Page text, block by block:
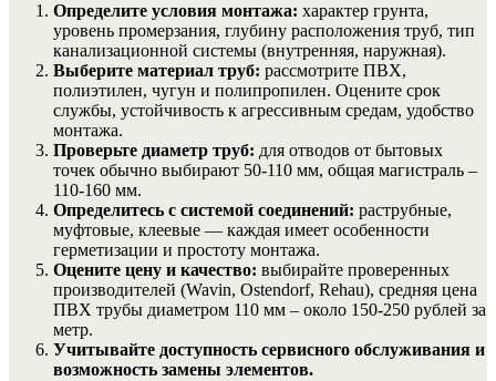
Определите условия монтажа: характер грунта,
уровень промерзания, глубину расположения труб, тип
канализационной системы (внутренняя, наружная).
Выберите материал труб: рассмотрите ПВХ,
полиэтилен, чугун и полипропилен. Оцените срок
службы, устойчивость к агрессивным средам, удобство
монтажа.
Проверьте диаметр труб: для отводов от бытовых
точек обычно выбирают 50-110 мм, общая магистраль –
110-160 мм.
Определитесь с системой соединений: раструбные,
муфтовые, клеевые — каждая имеет особенности
герметизации и простоту монтажа.
Оцените цену и качество: выбирайте проверенных
производителей (Wavin, Ostendorf, Rehau), средняя цена
ПВХ трубы диаметром 110 мм – около 150-250 рублей за
метр.
Учитывайте доступность сервисного обслуживания и
возможность замены элементов.